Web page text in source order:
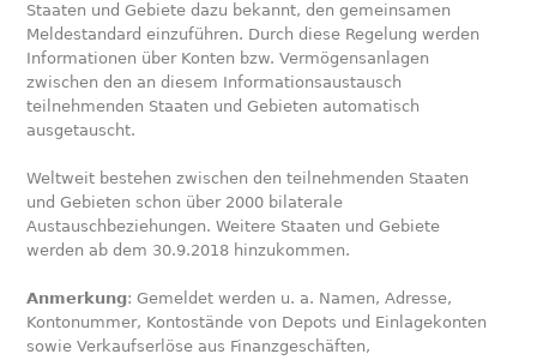
Staaten und Gebiete dazu bekannt, den gemeinsamen
Meldestandard einzuführen. Durch diese Regelung werden
Informationen über Konten bzw. Vermögensanlagen
zwischen den an diesem Informa­tionsaustausch
teilnehmenden Staaten und Gebieten automatisch
ausgetauscht.
Weltweit bestehen zwischen den teilnehmenden Staaten
und Gebieten schon über 2000 bilaterale
Austauschbeziehungen. Weitere Staaten und Gebiete
werden ab dem 30.9.2018 hinzukommen.
Anmerkung: Gemeldet werden u. a. Namen, Adresse,
Kontonummer, Kontostände von Depots und Einlagekonten
sowie Verkaufserlöse aus Finanzgeschäften,